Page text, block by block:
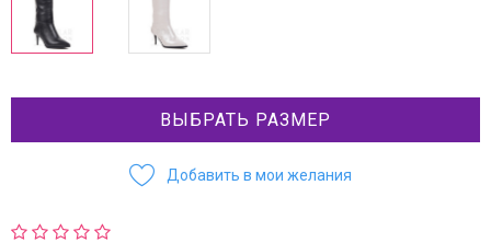
ВЫБРАТЬ РАЗМЕР
Добавить в мои желания